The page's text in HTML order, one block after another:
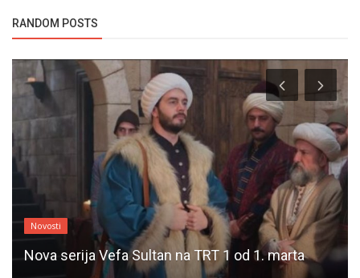
RANDOM POSTS
Novosti
Nova serija Vefa Sultan na TRT 1 od 1. marta